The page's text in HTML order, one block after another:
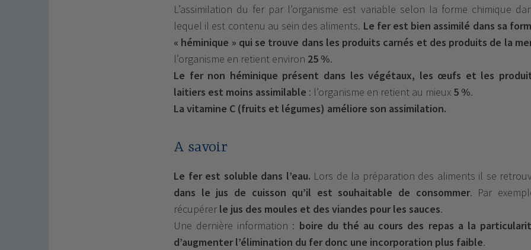
L’assimilation du fer par l’organisme est variable selon la forme chimique
lequel il est contenu au sein des aliments. Le fer est bien assimilé dans sa
« héminique » qui se trouve dans les produits carnés et des produits de la
l’organisme en retient environ 25 %.
Le fer non héminique présent dans les végétaux, les œufs et les
laitiers est moins assimilable : l’organisme en retient au mieux 5 %.
La vitamine C (fruits et légumes) améliore son assimilation.
A savoir
Le fer est soluble dans l’eau. Lors de la préparation des aliments il se
dans le jus de cuisson qu’il est souhaitable de consommer. Par
récupérer le jus des moules et des viandes pour les sauces.
Une dernière information : boire du thé au cours des repas a la
d’augmenter l’élimination du fer donc une incorporation plus faible.